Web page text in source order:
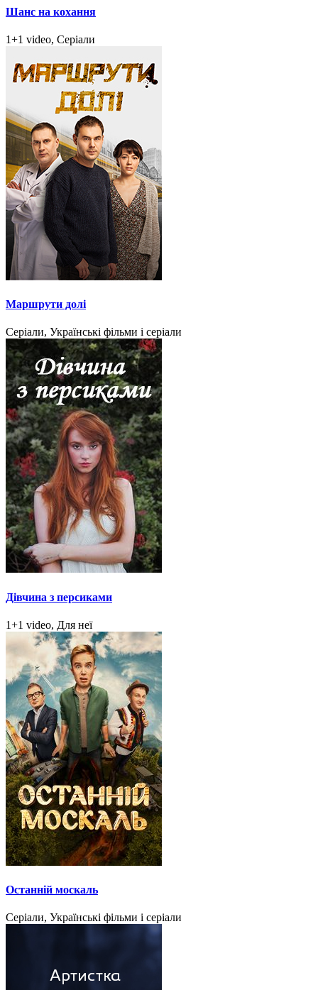
Шанс на кохання
1+1 video, Серіали
Маршрути долі
Серіали, Українські фільми і серіали
Дівчина з персиками
1+1 video, Для неї
Останній москаль
Серіали, Українські фільми і серіали